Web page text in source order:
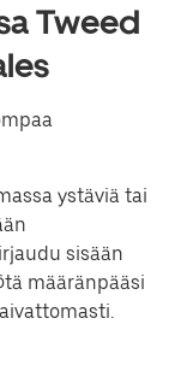
Tweed
ystäviä tai
sisään
määränpääsi